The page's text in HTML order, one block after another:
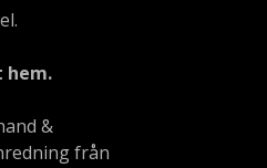
hem.
&
från